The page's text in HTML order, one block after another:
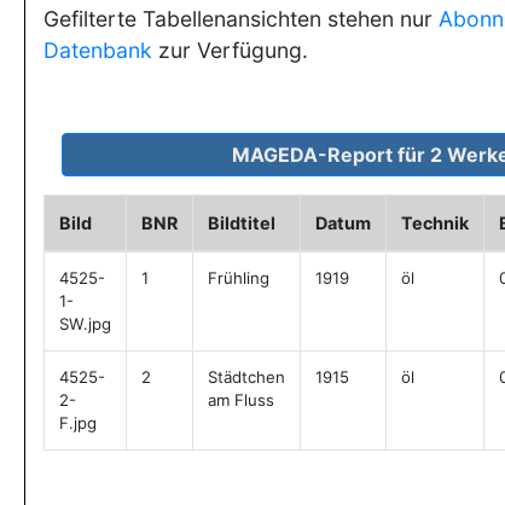
Gefilterte Tabellenansichten stehen nur
Datenbank zur Verfügung.
Bild BNR Bildtitel Datum Technik
4525-
1-
SW.jpg
1 Frühling 1919 öl
4525-
2-
F.jpg
2
Städtchen
am Fluss
1915 öl